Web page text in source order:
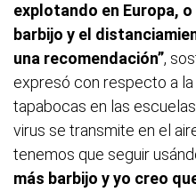
explotando en Europa,
barbijo y el
una recomendación”,
expresó con respecto a la
tapabocas en las
virus se transmite en el
tenemos que seguir
más barbijo y yo creo